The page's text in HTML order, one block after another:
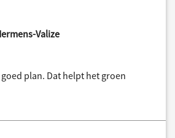
Valize
plan. Dat helpt het groen